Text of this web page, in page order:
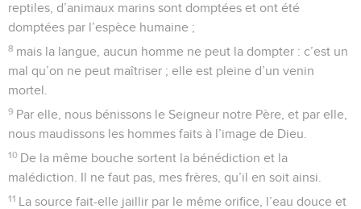
reptiles, d’animaux marins sont domptées et ont été
domptées par l’espèce humaine ;
8 mais la langue, aucun homme ne peut la dompter : c’est un
mal qu’on ne peut maîtriser ; elle est pleine d’un venin
mortel.
9 Par elle, nous bénissons le Seigneur notre Père, et par elle,
nous maudissons les hommes faits à l’image de Dieu.
10 De la même bouche sortent la bénédiction et la
malédiction. Il ne faut pas, mes frères, qu’il en soit ainsi.
11 La source fait-elle jaillir par le même orifice, l’eau douce et